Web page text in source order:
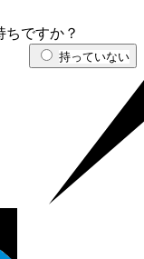
ですか？
持っていない